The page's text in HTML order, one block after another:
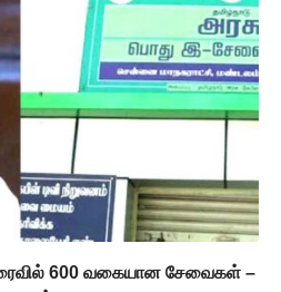
600 வகையான சேவைகள் –